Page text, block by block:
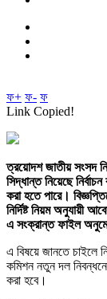
ফ+ ফ- ফ
Link Copied!
ত্রয়োদশ জাতীয় সংসদ
সিদ্ধান্ত নিয়েছে
করা হতে পারে।
নির্দিষ্ট নিয়ম অনুযায়ী
এ সংক্রান্ত ফাইল
এ বিষয়ে জানতে চাইলে
কমিশন নতুন দল
করা হবে।